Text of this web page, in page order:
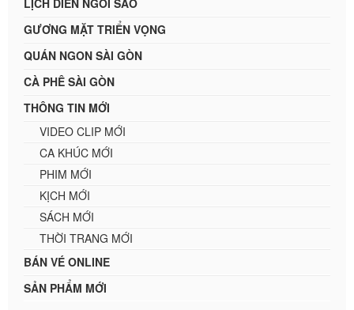
LỊCH DIỄN NGÔI SAO
GƯƠNG MẶT TRIỂN VỌNG
QUÁN NGON SÀI GÒN
CÀ PHÊ SÀI GÒN
THÔNG TIN MỚI
VIDEO CLIP MỚI
CA KHÚC MỚI
PHIM MỚI
KỊCH MỚI
SÁCH MỚI
THỜI TRANG MỚI
BÁN VÉ ONLINE
SẢN PHẨM MỚI